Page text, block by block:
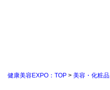
健康美容EXPO：TOP > 美容・化粧品